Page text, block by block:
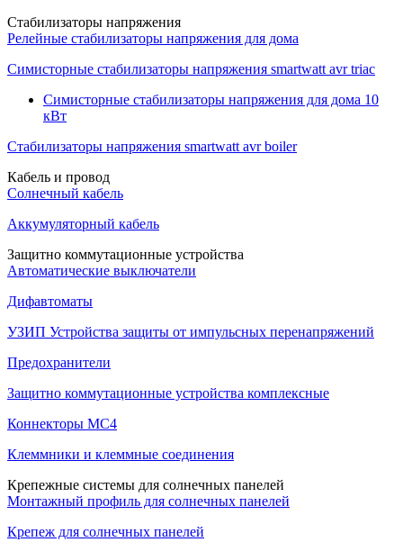
Стабилизаторы напряжения
Релейные стабилизаторы напряжения для дома
Симисторные стабилизаторы напряжения smartwatt avr triac
Симисторные стабилизаторы напряжения для дома 10
кВт
Стабилизаторы напряжения smartwatt avr boiler
Кабель и провод
Солнечный кабель
Аккумуляторный кабель
Защитно коммутационные устройства
Автоматические выключатели
Дифавтоматы
УЗИП Устройства защиты от импульсных перенапряжений
Предохранители
Защитно коммутационные устройства комплексные
Коннекторы MC4
Клеммники и клеммные соединения
Крепежные системы для солнечных панелей
Монтажный профиль для солнечных панелей
Крепеж для солнечных панелей